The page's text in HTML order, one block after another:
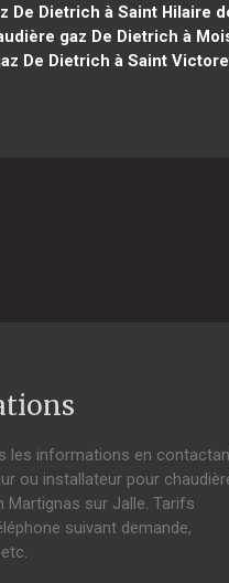
De Dietrich à Saint Hilaire
gaz De Dietrich à
De Dietrich à Saint
les informations en
ou installateur pour
Martignas sur Jalle. Tarifs
suivant demande,